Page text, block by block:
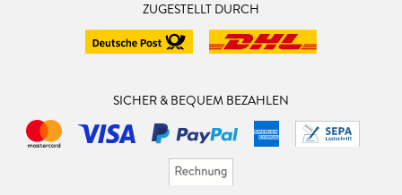
ZUGESTELLT DURCH
SICHER & BEQUEM BEZAHLEN